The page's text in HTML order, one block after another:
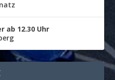
ab 12.30 Uhr